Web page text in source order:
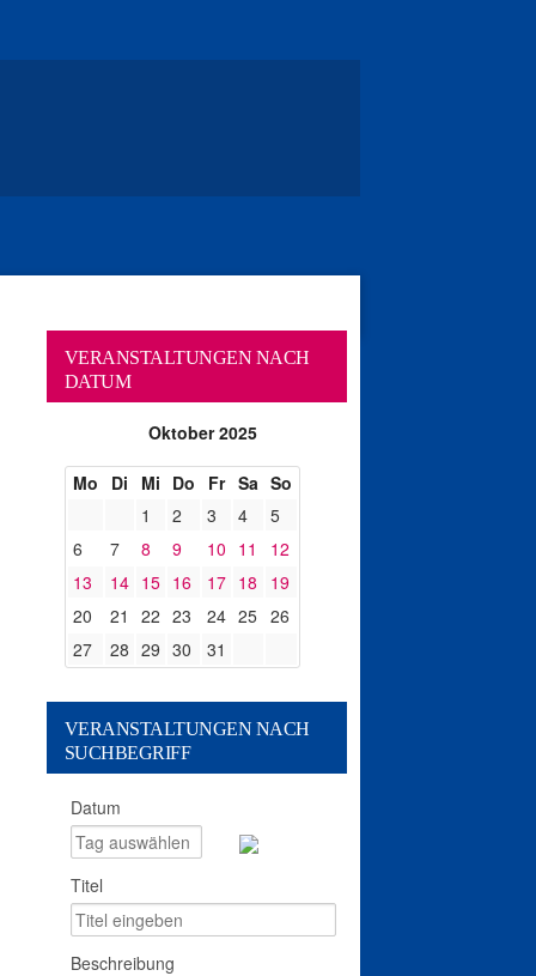
VERANSTALTUNGEN NACH
DATUM
Oktober 2025
Mo Di Mi Do Fr Sa So
1
2 3 4
5
6
7 8 9 10 11
12
13
14 15 16 17 18
19
20
21 22 23 24 25 26
27
28 29 30 31
VERANSTALTUNGEN NACH
SUCHBEGRIFF
Datum
Titel
Beschreibung